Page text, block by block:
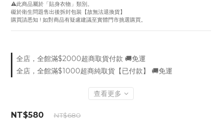
⚠️此商品屬於「貼身衣物」類別。
礙於衛生問題售出後拆封包裝【故無法退換貨】
購買請悉知 ! 如對商品有疑慮建議至實體門市挑選購買。
全店，全館滿$2000超商取貨付款 🚚免運
全店，全館滿$1000超商純取貨【已付款】 🚚免運
查看更多
NT$580 NT$680